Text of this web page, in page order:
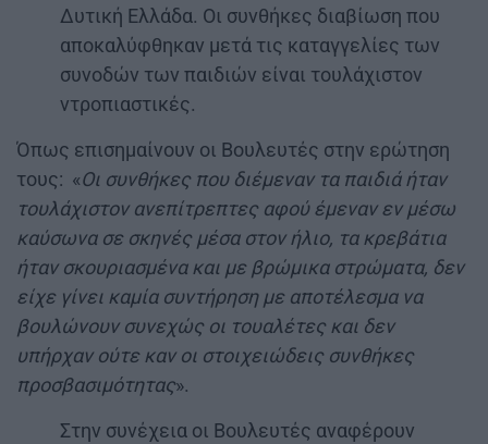
Δυτική Ελλάδα. Οι συνθήκες διαβίωση που
αποκαλύφθηκαν μετά τις καταγγελίες των
συνοδών των παιδιών είναι τουλάχιστον
ντροπιαστικές.
Όπως επισημαίνoυν οι Βουλευτές στην ερώτηση
τους: «Οι συνθήκες που διέμεναν τα παιδιά ήταν
τουλάχιστον ανεπίτρεπτες αφού έμεναν εν μέσω
καύσωνα σε σκηνές μέσα στον ήλιο, τα κρεβάτια
ήταν σκουριασμένα και με βρώμικα στρώματα, δεν
είχε γίνει καμία συντήρηση με αποτέλεσμα να
βουλώνουν συνεχώς οι τουαλέτες και δεν
υπήρχαν ούτε καν οι στοιχειώδεις συνθήκες
προσβασιμότητας».
Στην συνέχεια οι Βουλευτές αναφέρουν